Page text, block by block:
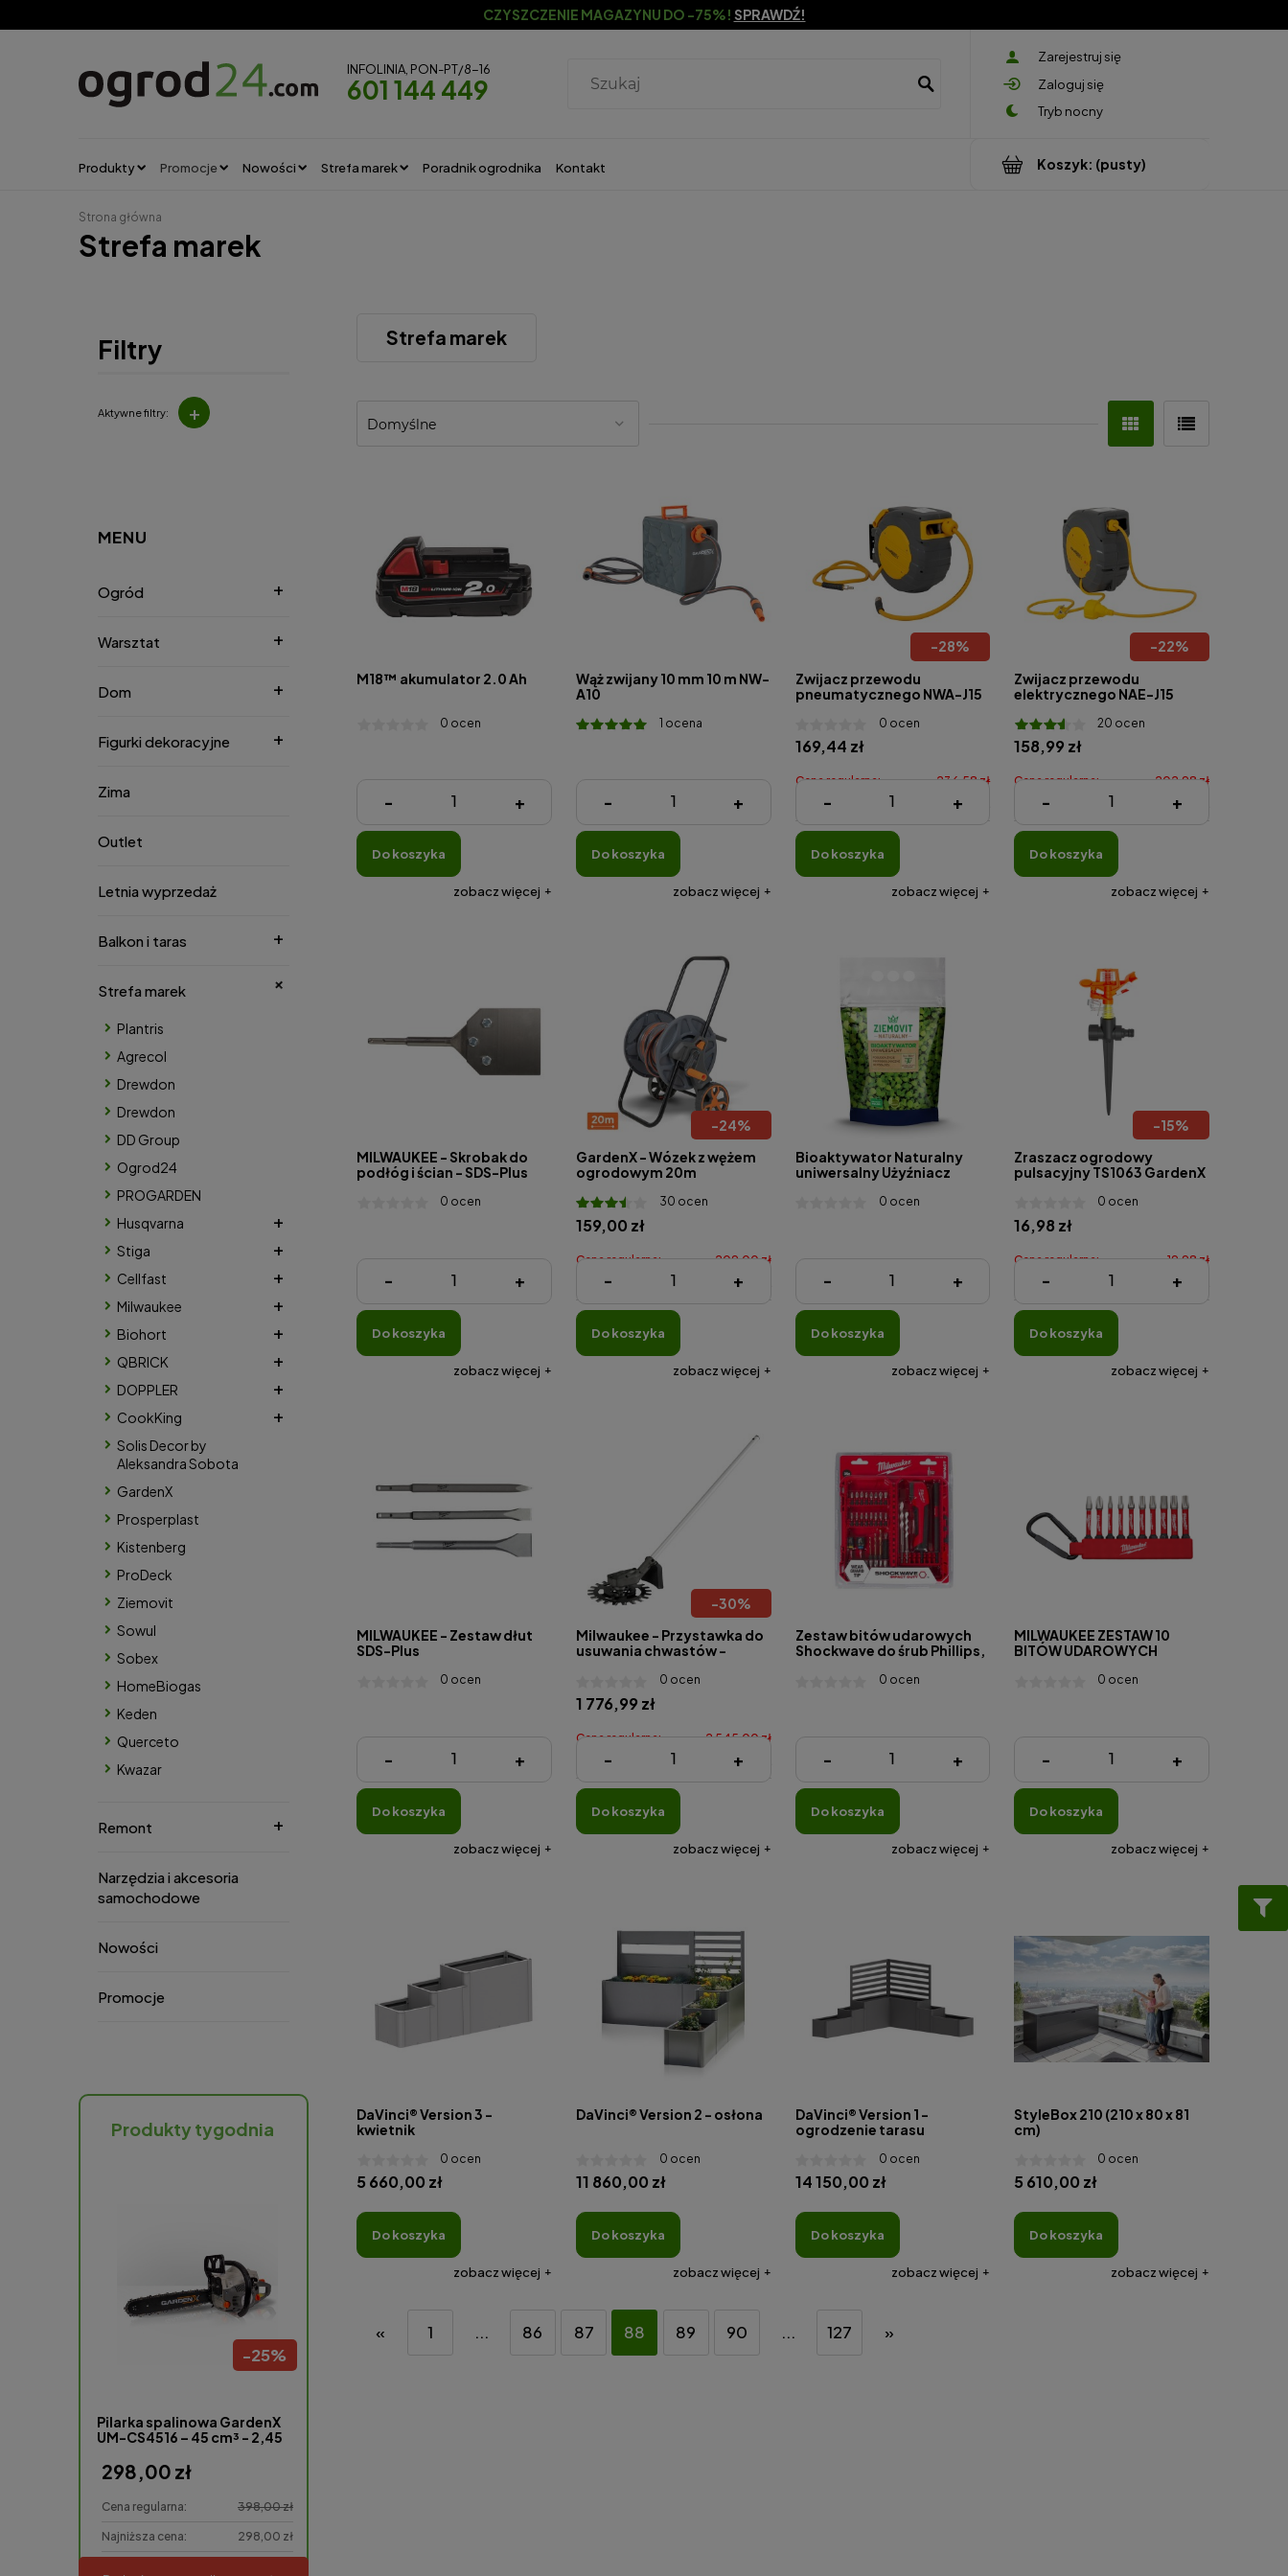
CZYSZCZENIE MAGAZYNU DO -75%! SPRAWDŹ!
Zarejestruj się
Zaloguj się
INFOLINIA, PON-PT/8-16
601 144 449
Koszyk: (pusty)
Produkty Promocje Nowości Strefa marek Poradnik ogrodnika Kontakt
Strona główna
Strefa marek
Filtry
Aktywne filtry: +
MENU
Ogród
Warsztat
Dom
Figurki dekoracyjne
Zima
Outlet
Letnia wyprzedaż
Balkon i taras
Strefa marek
Plantris
Agrecol
Drewdon
Drewdon
DD Group
Ogrod24
PROGARDEN
Husqvarna
Stiga
Cellfast
Milwaukee
Biohort
QBRICK
DOPPLER
CookKing
Solis Decor by
Aleksandra Sobota
GardenX
Prosperplast
Kistenberg
ProDeck
Ziemovit
Sowul
Sobex
HomeBiogas
Keden
Querceto
Kwazar
Remont
Narzędzia i akcesoria
samochodowe
Nowości
Promocje
Produkty tygodnia
-25%
Pilarka spalinowa GardenX
UM-CS4516 – 45 cm³ - 2,45
298,00 zł
Cena regularna: 398,00 zł
Najniższa cena: 298,00 zł
Strefa marek
M18™ akumulator 2.0 Ah
0 ocen
274,00 zł
- +
do koszyka
zobacz więcej
Wąż zwijany 10 mm 10 m NW-
A10
1 ocena
355,00 zł
- +
do koszyka
zobacz więcej
-28%
Zwijacz przewodu
pneumatycznego NWA-J15
0 ocen
169,44 zł
Cena regularna: 236,58 zł
Najniższa cena: 169,44 zł
- +
do koszyka
zobacz więcej
-22%
Zwijacz przewodu
elektrycznego NAE-J15
20 ocen
158,99 zł
Cena regularna: 202,98 zł
Najniższa cena: 158,99 zł
- +
do koszyka
zobacz więcej
MILWAUKEE - Skrobak do
podłóg i ścian - SDS-Plus
0 ocen
517,40 zł
- +
do koszyka
zobacz więcej
-24%
GardenX - Wózek z wężem
ogrodowym 20m
30 ocen
159,00 zł
Cena regularna: 209,00 zł
Najniższa cena: 159,00 zł
- +
do koszyka
zobacz więcej
Bioaktywator Naturalny
uniwersalny Użyźniacz
Ziemovit 3kg0 ocen
29,91 zł
- +
do koszyka
zobacz więcej
-15%
Zraszacz ogrodowy
pulsacyjny TS1063 GardenX
0 ocen
16,98 zł
Cena regularna: 19,98 zł
Najniższa cena: 16,98 zł
- +
do koszyka
zobacz więcej
MILWAUKEE - Zestaw dłut
SDS-Plus
0 ocen
162,00 zł
- +
do koszyka
zobacz więcej
-30%
Milwaukee - Przystawka do
usuwania chwastów -
0 ocen
1 776,99 zł
Cena regularna: 2 545,00 zł
Najniższa cena: 2 545,00 zł
- +
do koszyka
zobacz więcej
Zestaw bitów udarowych
Shockwave do śrub Phillips,
4932493653 -0 ocen
316,00 zł
- +
do koszyka
zobacz więcej
MILWAUKEE ZESTAW 10
BITÓW UDAROWYCH
0 ocen
50,00 zł
- +
do koszyka
zobacz więcej
DaVinci® Version 3 -
kwietnik
0 ocen
5 660,00 zł
do koszyka
zobacz więcej
DaVinci® Version 2 - osłona
0 ocen
11 860,00 zł
do koszyka
zobacz więcej
DaVinci® Version 1 -
ogrodzenie tarasu
0 ocen
14 150,00 zł
do koszyka
zobacz więcej
StyleBox 210 (210 x 80 x 81
cm)
0 ocen
5 610,00 zł
do koszyka
zobacz więcej
« 1 ... 86 87 88 89 90 ... 127 »